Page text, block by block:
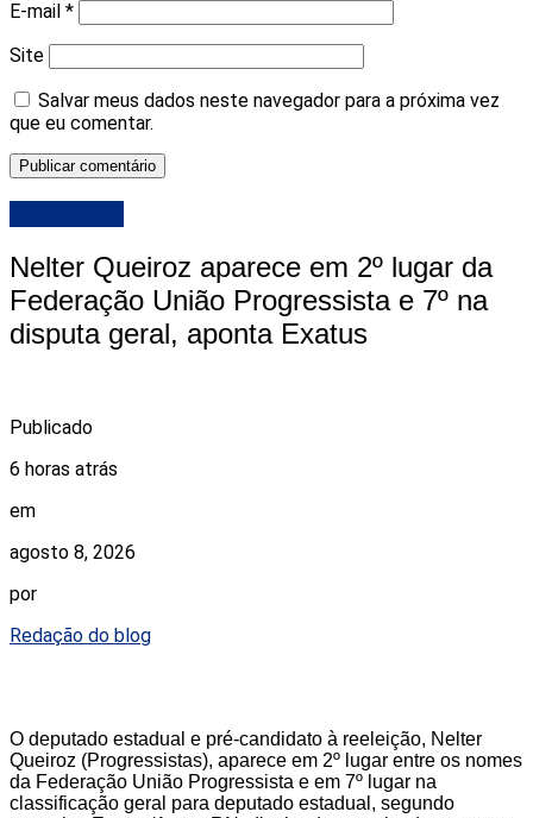
E-mail *
Site
Salvar meus dados neste navegador para a próxima vez
que eu comentar.
Nelter Queiroz aparece em 2º lugar da
Federação União Progressista e 7º na
disputa geral, aponta Exatus
Publicado
6 horas atrás
em
agosto 8, 2026
por
Redação do blog
O deputado estadual e pré-candidato à reeleição, Nelter
Queiroz (Progressistas), aparece em 2º lugar entre os nomes
da Federação União Progressista e em 7º lugar na
classificação geral para deputado estadual, segundo